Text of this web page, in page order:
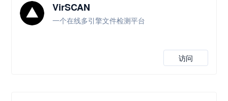
VirSCAN
一个在线多引擎文件检测平台
访问